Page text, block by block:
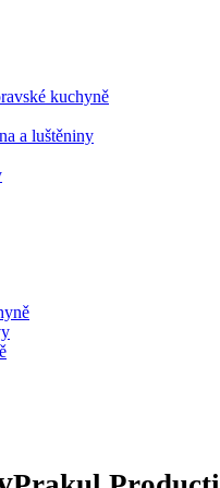
kuchyně
a luštěniny